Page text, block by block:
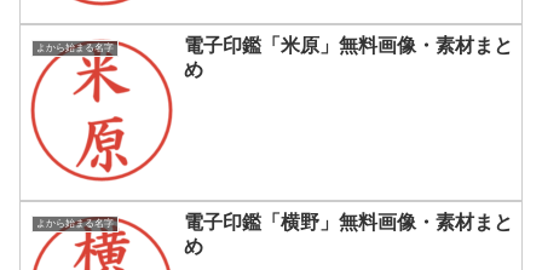
よから始まる名字
電子印鑑「米原」無料画像・素材まと
め
よから始まる名字
電子印鑑「横野」無料画像・素材まと
め